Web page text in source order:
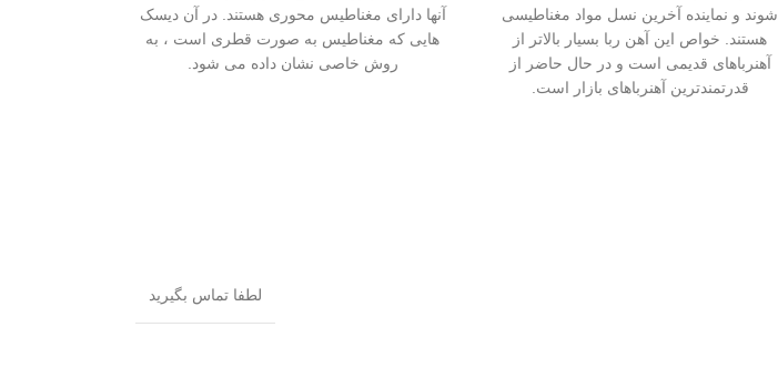
شوند و نماینده آخرین نسل مواد مغناطیسی
هستند. خواص این آهن ربا بسیار بالاتر از
آهنرباهای قدیمی است و در حال حاضر از
قدرتمندترین آهنرباهای بازار است.
آنها دارای مغناطیس محوری هستند. در آن دیسک
هایی که مغناطیس به صورت قطری است ، به
روش خاصی نشان داده می شود.
لطفا تماس بگیرید